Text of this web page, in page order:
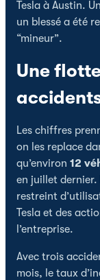
Tesla à Austin.
un blessé a été
“mineur”.
Une
Les chiffres
on les replace
qu’environ 12
en juillet dernier.
restreint
Tesla et des
l’entreprise.
Avec trois
mois, le taux